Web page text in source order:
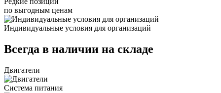
по выгодным ценам
Индивидуальные условия для организаций
Всегда в наличии на складе
Двигатели
Система питания